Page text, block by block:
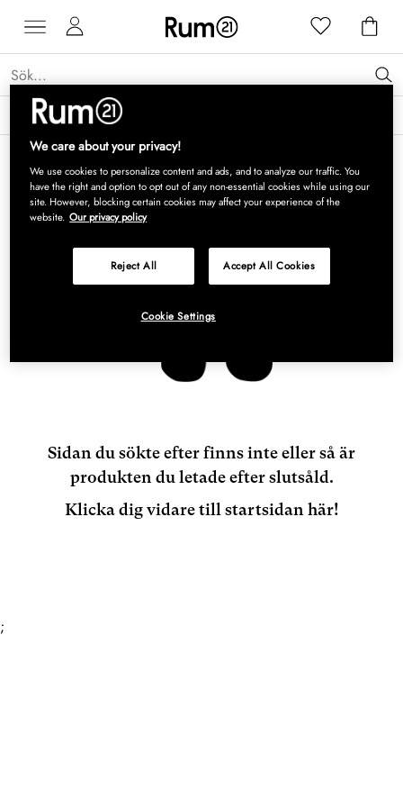
Få 15 % rabatt på Grythyttan Stålmöbler* →
Sidan du sökte efter finns inte eller så är
produkten du letade efter slutsåld.
Klicka dig vidare till startsidan här!
;
We care about your privacy!
We use cookies to personalize content and ads, and to analyze our traffic. You
have the right and option to opt out of any non-essential cookies while using our
site. However, blocking certain cookies may affect your experience of the
website. Our privacy policy
Reject All Accept All Cookies
Cookie Settings